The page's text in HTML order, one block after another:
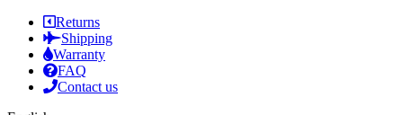
Returns
Shipping
Warranty
FAQ
Contact us